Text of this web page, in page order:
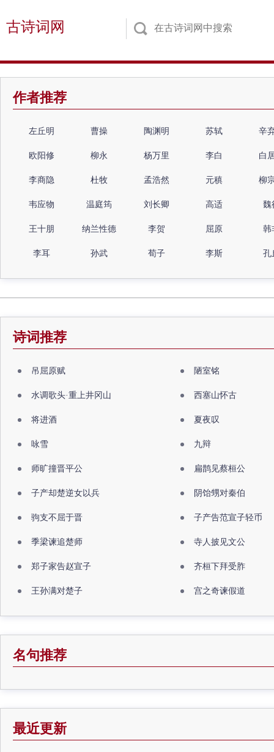
古诗词网
作者推荐
左丘明 曹操 陶渊明 苏轼 辛
欧阳修 柳永 杨万里 李白 白
李商隐 杜牧 孟浩然 元稹 柳
韦应物 温庭筠 刘长卿 高适 魏
王十朋 纳兰性德 李贺 屈原 韩
李耳 孙武 荀子 李斯 孔
诗词推荐
吊屈原赋 陋室铭
水调歌头·重上井冈山 西塞山怀古
将进酒 夏夜叹
咏雪 九辩
师旷撞晋平公 扁鹊见蔡桓公
子产却楚逆女以兵 阴饴甥对秦伯
驹支不屈于晋 子产告范宣子轻币
季梁谏追楚师 寺人披见文公
郑子家告赵宣子 齐桓下拜受胙
王孙满对楚子 宫之奇谏假道
名句推荐
最近更新